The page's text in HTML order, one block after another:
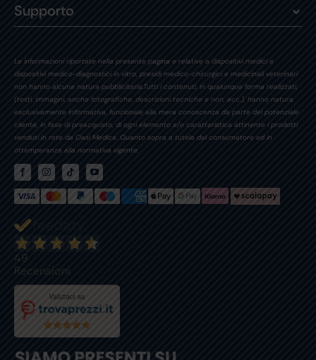
Supporto
Le informazioni riportate nella presente pagina e relative a dispositivi medici e
dispositivi medico-diagnostici in vitro, presidi medico-chirurgici e medicinali veterinari
non hanno alcuna natura pubblicitaria.Tutti i contenuti, in qualunque forma realizzati,
(testi, immagini, anche fotografiche, descrizioni tecniche e non, ecc.), hanno natura
esclusivamente informativa, funzionale alla mera conoscenza da parte del potenziale
cliente, in fase di preacquisto, di ogni elemento e/o caratteristica attinente i prodotti
venduti in rete da Oasi Medica. Quanto sopra a tutela del consumatore ed in
ottemperanza alla normativa vigente.
49
Recensioni